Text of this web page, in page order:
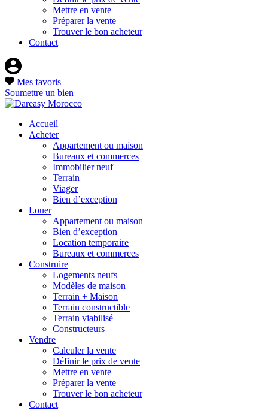
Mettre en vente
Préparer la vente
Trouver le bon acheteur
Contact
Mes favoris
Soumettre un bien
Accueil
Acheter
Appartement ou maison
Bureaux et commerces
Immobilier neuf
Terrain
Viager
Bien d’exception
Louer
Appartement ou maison
Bien d’exception
Location temporaire
Bureaux et commerces
Construire
Logements neufs
Modèles de maison
Terrain + Maison
Terrain constructible
Terrain viabilisé
Constructeurs
Vendre
Calculer la vente
Définir le prix de vente
Mettre en vente
Préparer la vente
Trouver le bon acheteur
Contact